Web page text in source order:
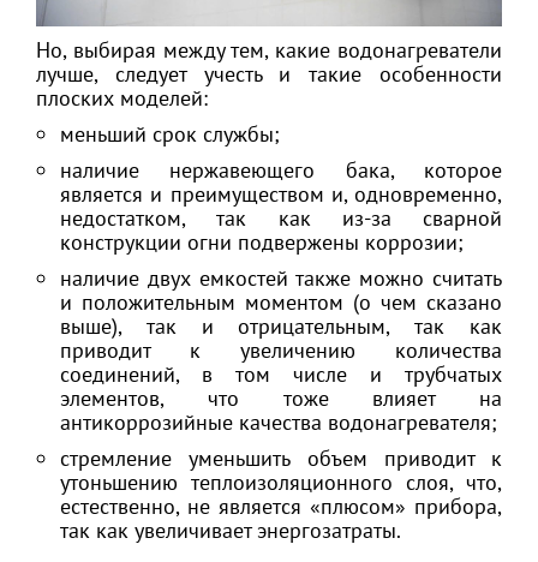
Но, выбирая между тем, какие водонагреватели
лучше, следует учесть и такие особенности
плоских моделей:
меньший срок службы;
наличие нержавеющего бака, которое
является и преимуществом и, одновременно,
недостатком, так как из-за сварной
конструкции огни подвержены коррозии;
наличие двух емкостей также можно считать
и положительным моментом (о чем сказано
выше), так и отрицательным, так как
приводит к увеличению количества
соединений, в том числе и трубчатых
элементов, что тоже влияет на
антикоррозийные качества водонагревателя;
стремление уменьшить объем приводит к
утоньшению теплоизоляционного слоя, что,
естественно, не является «плюсом» прибора,
так как увеличивает энергозатраты.